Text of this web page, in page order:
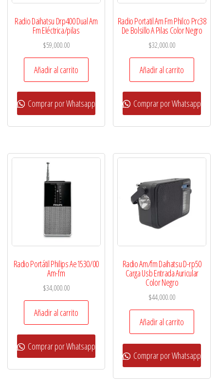
Radio Daihatsu Drp400 Dual Am
Fm Eléctrica/pilas
$59,000.00
Añadir al carrito
Comprar por Whatsapp
Radio Portatil Am Fm Philco Prc38
De Bolsillo A Pilas Color Negro
$32,000.00
Añadir al carrito
Comprar por Whatsapp
Radio Portátil Philips Ae1530/00
Am-fm
$34,000.00
Añadir al carrito
Comprar por Whatsapp
Radio Am/fm Daihatsu D-rp50
Carga Usb Entrada Auricular
Color Negro
$44,000.00
Añadir al carrito
Comprar por Whatsapp